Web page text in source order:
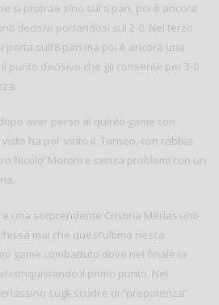
si protrae sino sul 6 pari, poi è ancora
decisivi portandosi sul 2-0. Nel terzo
porta sull’8 pari ma poi è ancora una
punto decisivo che gli consente per 3-0
aver perso al quinto game con
visto ha poi vinto il Torneo, con rabbia
Nicolo’ Meroni e senza problemi con un
una sorprendente Cristina Merlassino
mai che quest’ultima riesca
game combattuto dove nel finale la
conquistando il primo punto. Nel
sugli scudi e di “prepotenza”